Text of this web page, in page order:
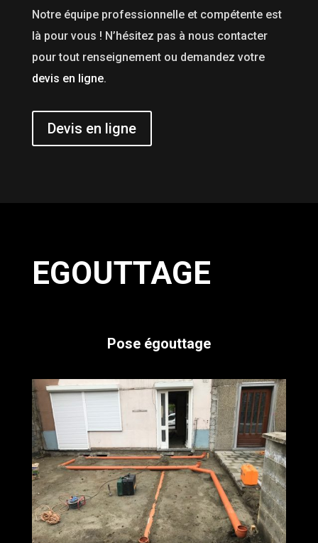
Notre équipe professionnelle et compétente est
là pour vous ! N’hésitez pas à nous contacter
pour tout renseignement ou demandez votre
devis en ligne.
Devis en ligne
EGOUTTAGE
Pose égouttage